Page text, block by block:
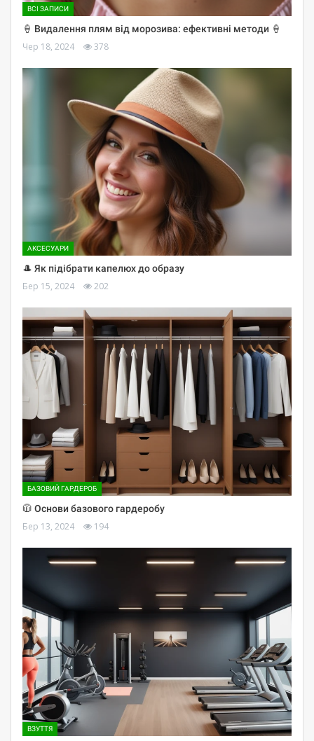
ВСІ ЗАПИСИ
🍦 Видалення плям від морозива: ефективні методи 🍦
Чер 18, 2024 378
АКСЕСУАРИ
🎩 Як підібрати капелюх до образу
Бер 15, 2024 202
БАЗОВИЙ ГАРДЕРОБ
🧥 Основи базового гардеробу
Бер 13, 2024 194
ВЗУТТЯ